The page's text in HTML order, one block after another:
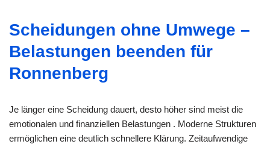
Scheidungen ohne Umwege –
Belastungen beenden für
Ronnenberg
Je länger eine Scheidung dauert, desto höher sind meist die
emotionalen und finanziellen Belastungen . Moderne Strukturen
ermöglichen eine deutlich schnellere Klärung. Zeitaufwendige